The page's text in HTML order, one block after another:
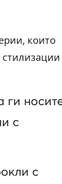
които
с
с